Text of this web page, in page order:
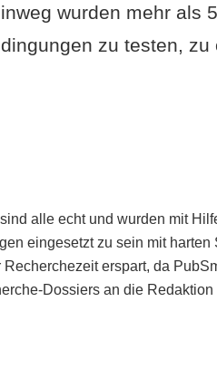
wurden mehr als
zu testen,
alle echt und wurden mit
eingesetzt zu sein mit
erspart, da
Dossiers an die